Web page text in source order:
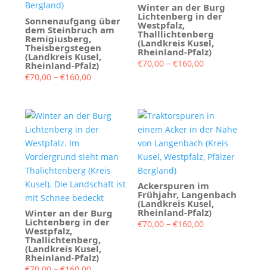
Sonnenaufgang über
dem Steinbruch am
Remigiusberg,
Theisbergstegen
(Landkreis Kusel,
Rheinland-Pfalz)
€70,00 – €160,00Preisspanne:
€160,00
Winter an der Burg
Lichtenberg in der
Westpfalz,
Thalllichtenberg
(Landkreis Kusel,
Rheinland-Pfalz)
€70,00 –€160,00Preisspanne:
Winter an der Burg
Lichtenberg in der
Westpfalz,
Thallichtenberg,
(Landkreis Kusel,
Rheinland-Pfalz)
Ackerspuren im
Frühjahr, Langenbach
(Landkreis Kusel,
Rheinland-Pfalz)
€70,00 –€160,00Preisspanne: